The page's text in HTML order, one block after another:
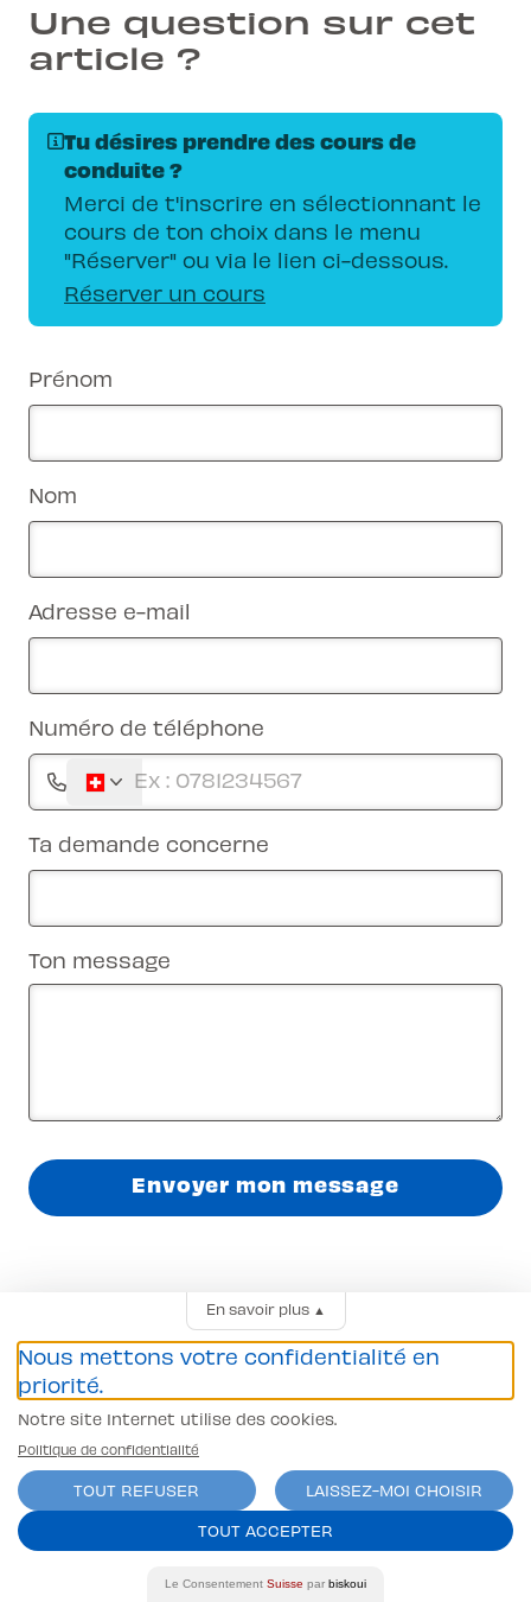
Une question sur cet
article ?
Tu désires prendre des cours de
conduite ?
Merci de t'inscrire en sélectionnant le
cours de ton choix dans le menu
"Réserver" ou via le lien ci-dessous.
Réserver un cours
Prénom
Nom
Adresse e-mail
Numéro de téléphone
Ta demande concerne
Ton message
Envoyer mon message
L-pittet près de
chez toi
Agence de Lausanne
Agence de Echallens
En savoir plus▲
Nous mettons votre confidentialité en
priorité.
Notre site Internet utilise des cookies.
Politique de confidentialité
TOUT REFUSER
LAISSEZ-MOI CHOISIR
TOUT ACCEPTER
Le Consentement Suisse par biskoui